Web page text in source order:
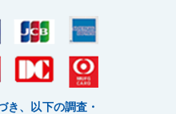
き、以下の調査・